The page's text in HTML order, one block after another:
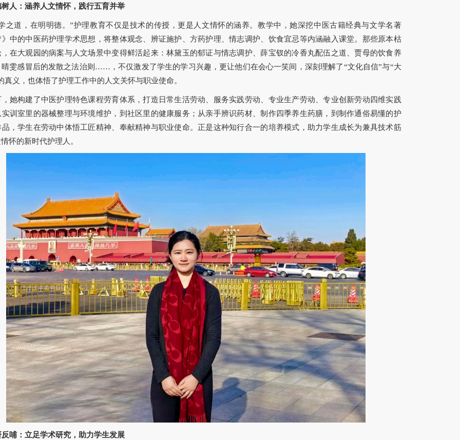
人：涵养人文情怀，践行五育并举
之道，在明明德。”护理教育不仅是技术的传授，更是人文情怀的涵养。教学中，她深挖中医古籍经典与文学名著
中的中医药护理学术思想，将整体观念、辨证施护、方药护理、情志调护、饮食宜忌等内涵融入课堂。那些原本枯
在大观园的病案与人文场景中变得鲜活起来：林黛玉的郁证与情志调护、薛宝钗的冷香丸配伍之道、贾母的饮食养
雯感冒后的发散之法治则……，不仅激发了学生的学习兴趣，更让他们在会心一笑间，深刻理解了“文化自信”与“大
真义，也体悟了护理工作中的人文关怀与职业使命。
，她构建了中医护理特色课程劳育体系，打造日常生活劳动、服务实践劳动、专业生产劳动、专业创新劳动四维实践
训室里的器械整理与环境维护，到社区里的健康服务；从亲手辨识药材、制作四季养生药膳，到制作通俗易懂的护
，学生在劳动中体悟工匠精神、奉献精神与职业使命。正是这种知行合一的培养模式，助力学生成长为兼具技术筋
怀的新时代护理人。
哺：立足学术研究，助力学生发展